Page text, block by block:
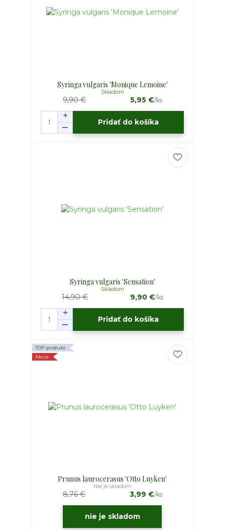
Syringa vulgaris 'Monique Lemoine'
9,90 € 5,95 €/ks
Skladom
Pridať do košíka
Syringa vulgaris 'Sensation'
14,90 € 9,90 €/ks
Skladom
Pridať do košíka
TOP produkt
Akcia
Prunus laurocerasus 'Otto Luyken'
8,76 € 3,99 €/ks
Nie je skladom
nie je skladom